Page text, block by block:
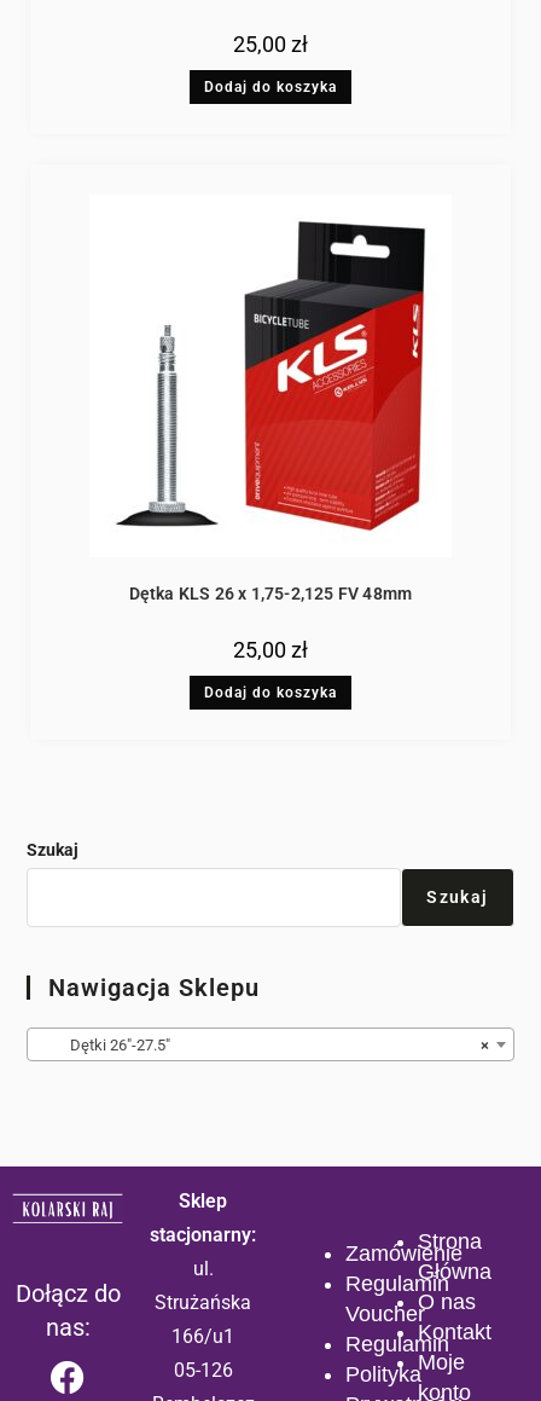
25,00zł
Dodaj do koszyka
Dętka KLS 26 x 1,75-2,125 FV 48mm
25,00zł
Dodaj do koszyka
Szukaj
Szukaj
Nawigacja Sklepu
×
Dętki 26″-27.5″
Dołącz do
nas:
Sklep
stacjonarny:
ul.
Strużańska
166/u1
05-126
Zamówienie
Regulamin
Voucher
Regulamin
Polityka
Strona
Główna
O nas
Kontakt
Moje
konto